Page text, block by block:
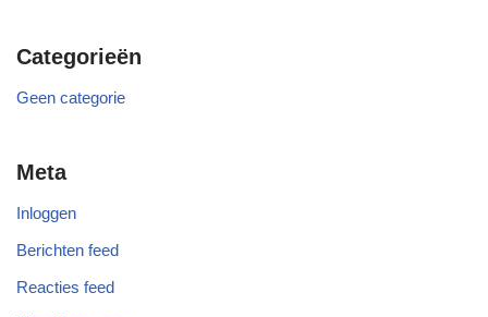
Categorieën
Geen categorie
Meta
Inloggen
Berichten feed
Reacties feed